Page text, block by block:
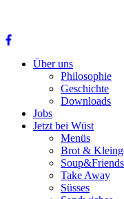
Über uns
Philosophie
Geschichte
Downloads
Jobs
Jetzt bei Wüst
Menüs
Brot &
Soup&Friends
Take Away
Süsses